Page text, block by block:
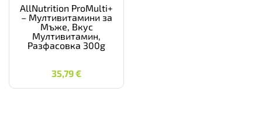
AllNutrition ProMulti+
– Мултивитамини за
Мъже, Вкус
Мултивитамин,
Разфасовка 300g
35,79€
35,79 €